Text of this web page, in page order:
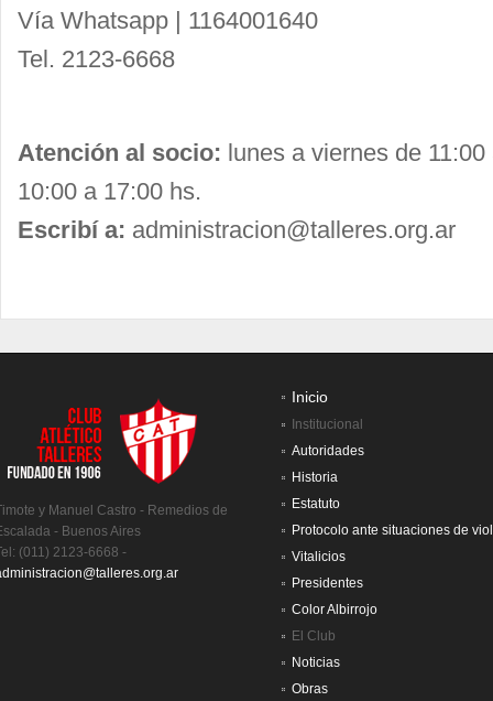
Vía Whatsapp | 1164001640
Tel. 2123-6668
Atención al socio: lunes a viernes de
10:00 a 17:00 hs.
Escribí a: administracion@talleres.org.ar
y Manuel Castro - Remedios de
- Buenos Aires
(011) 2123-6668 -
Inicio
Institucional
Autoridades
Historia
Estatuto
Protocolo ante situaciones de
Vitalicios
Presidentes
Color Albirrojo
El Club
Noticias
Obras